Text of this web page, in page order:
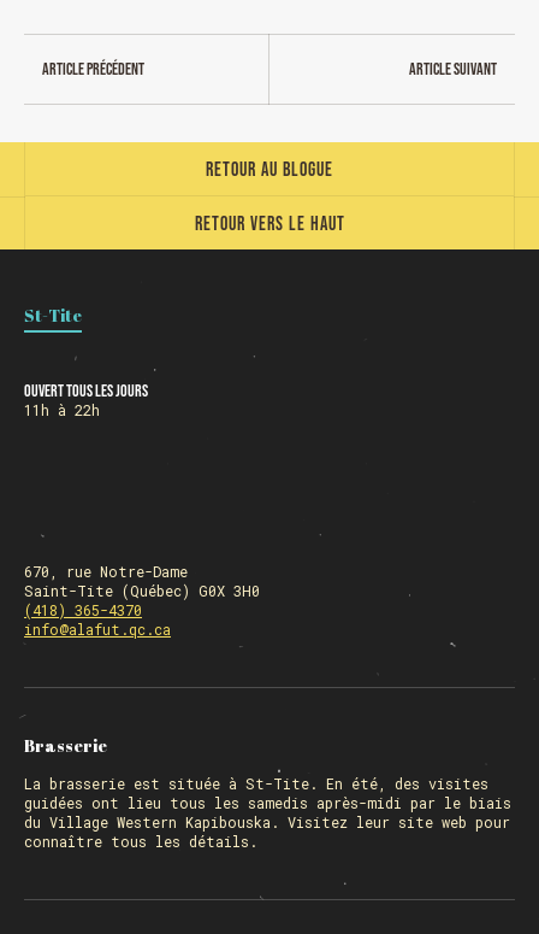
Article précédent Article suivant
Retour vers le haut
Retour au blogue
St-Tite
Ouvert tous les jours
11h à 22h
670, rue Notre-Dame
Saint-Tite (Québec) G0X 3H0
(418) 365-4370
info@alafut.qc.ca
Brasserie
La brasserie est située à St-Tite. En été, des visites
guidées ont lieu tous les samedis après-midi par le biais
du Village Western Kapibouska. Visitez leur site web pour
connaître tous les détails.
OUVERT 28 et 29 déc. de 09h à 22h
OUVERT 30 déc. de 11h à 22h